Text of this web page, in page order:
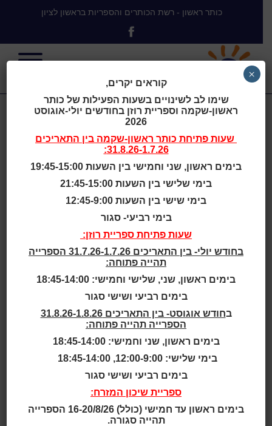
כותר ראשון - רשת הכותרים והספריות בראשון לציון
The
Waterdown
Library and
Civic Center,
Hamilton,
Ontario,
Canada
Hamilton Public Library - Waterdown Branch
אוכלוסייה: המילטון היא עיר נמל ותעשייה חשובה בדרום
קוראים יקרים,
שימו לב לשינויים בשעות הפעילות של כותר
ראשון-שקמה וספריית רוזן בחודשים יולי-אוגוסט
2026
שעות פתיחת כותר ראשון-שקמה בין התאריכים
31.8.26-1.7.26:
בימים ראשון, שני וחמישי בין השעות 19:45-15:00
בימי שלישי בין השעות 21:45-15:00
בימי שישי בין השעות 12:45-9:00
בימי רביעי- סגור
שעות פתיחת ספריית רוזן:
בחודש יולי- בין התאריכים 31.7.26-1.7.26 הספרייה
תהייה פתוחה:
בימים ראשון, שני, שלישי וחמישי: 18:45-14:00
בימים רביעי ושישי סגור
ב
חודש אוגוסט- בין התאריכים 31.8.26-1.8.26
הספרייה תהייה פתוחה:
בימים ראשון, שני וחמישי: 18:45-14:00
בימי שלישי: 12:00-9:00, 18:45-14:00
בימים רביעי ושישי סגור
ספריית שיכון המזרח:
בימים ראשון עד חמישי (כולל) 16-20/8/26 הספרייה
תהייה סגורה.
×